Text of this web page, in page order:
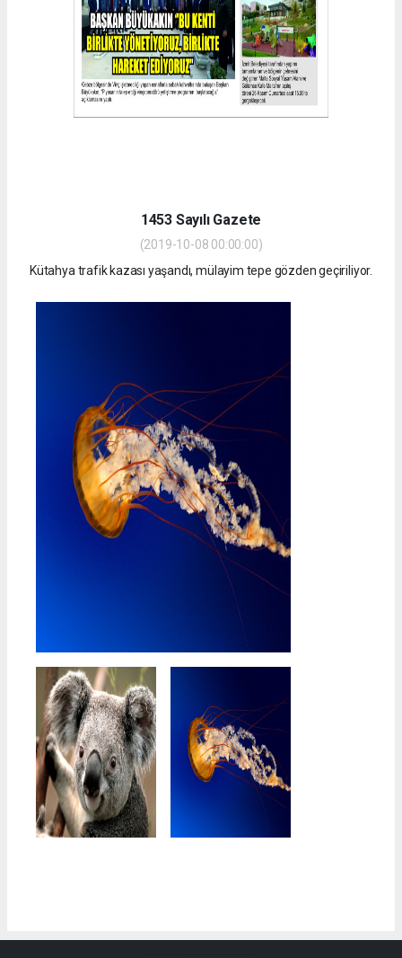
1453 Sayılı Gazete
(2019-10-08 00:00:00)
Kütahya trafik kazası yaşandı, mülayim tepe gözden geçiriliyor.